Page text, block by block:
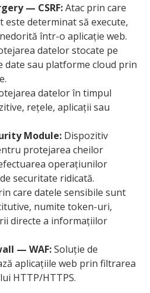
— CSRF:Atac prin care
determinat să execute,
într-o aplicație web.
datelor stocate pe
date sau platforme cloud prin
datelor în timpul
rețele, aplicații sau
Module: Dispozitiv
protejarea cheilor
operațiunilor
securitate ridicată.
care datele sensibile sunt
numite token-uri,
directe a informațiilor
— WAF:Soluție de
aplicațiile web prin filtrarea
HTTP/HTTPS.